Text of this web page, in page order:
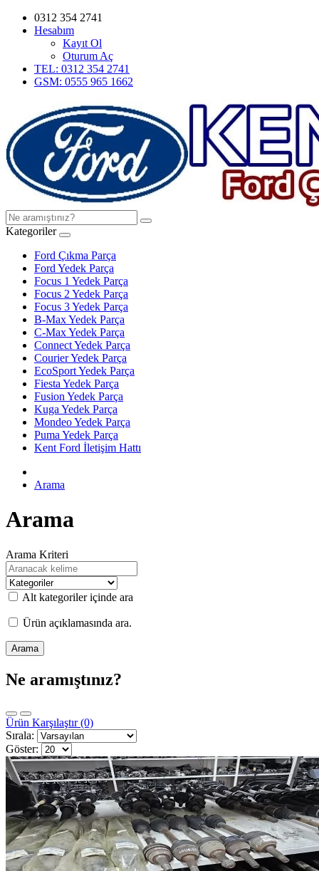
0312 354 2741
Hesabım
Kayıt Ol
Oturum Aç
TEL: 0312 354 2741
GSM: 0555 965 1662
Kategoriler
Ford Çıkma Parça
Ford Yedek Parça
Focus 1 Yedek Parça
Focus 2 Yedek Parça
Focus 3 Yedek Parça
B-Max Yedek Parça
C-Max Yedek Parça
Connect Yedek Parça
Courier Yedek Parça
EcoSport Yedek Parça
Fiesta Yedek Parça
Fusion Yedek Parça
Kuga Yedek Parça
Mondeo Yedek Parça
Puma Yedek Parça
Kent Ford İletişim Hattı
Arama
Arama
Arama Kriteri
Alt kategoriler içinde ara
Ürün açıklamasında ara.
Ne aramıştınız?
Ürün Karşılaştır (0)
Sırala:
Göster: